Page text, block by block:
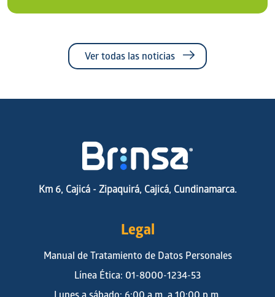
Ver todas las noticias
Km 6, Cajicá - Zipaquirá, Cajicá, Cundinamarca.
Legal
Manual de Tratamiento de Datos Personales
Línea Ética: 01-8000-1234-53